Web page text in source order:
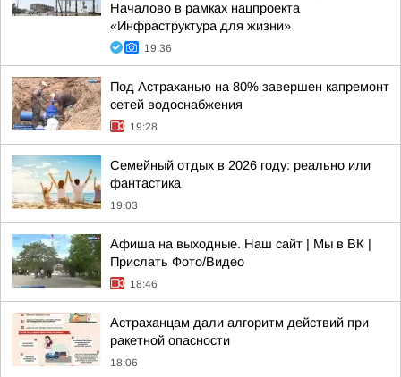
Началово в рамках нацпроекта
«Инфраструктура для жизни»
19:36
Под Астраханью на 80% завершен капремонт
сетей водоснабжения
19:28
Семейный отдых в 2026 году: реально или
фантастика
19:03
Афиша на выходные. Наш сайт | Мы в ВК |
Прислать Фото/Видео
18:46
Астраханцам дали алгоритм действий при
ракетной опасности
18:06